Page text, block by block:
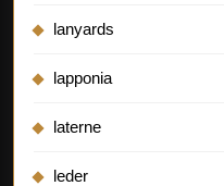
lanyards
lapponia
laterne
leder